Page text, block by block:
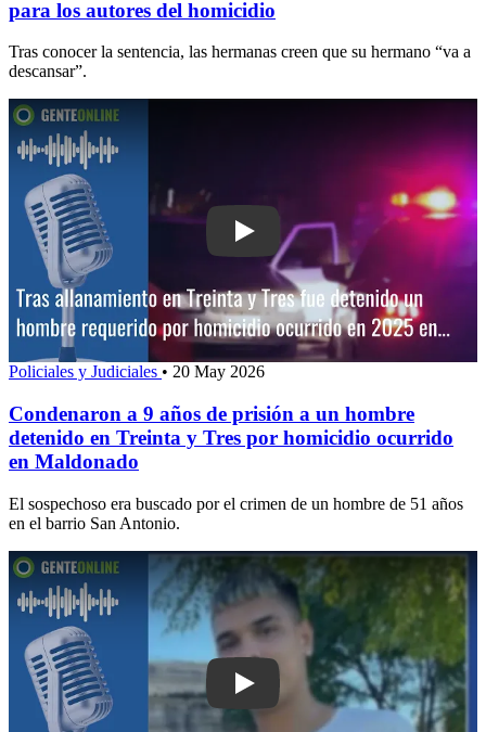
para los autores del homicidio
Tras conocer la sentencia, las hermanas creen que su hermano “va a
descansar”.
Play: Condenaron a 9 años de prisión
Policiales y Judiciales • 20 May 2026
Condenaron a 9 años de prisión a un hombre
detenido en Treinta y Tres por homicidio ocurrido
en Maldonado
El sospechoso era buscado por el crimen de un hombre de 51 años
en el barrio San Antonio.
Play: Autor de homicidio en Pan de